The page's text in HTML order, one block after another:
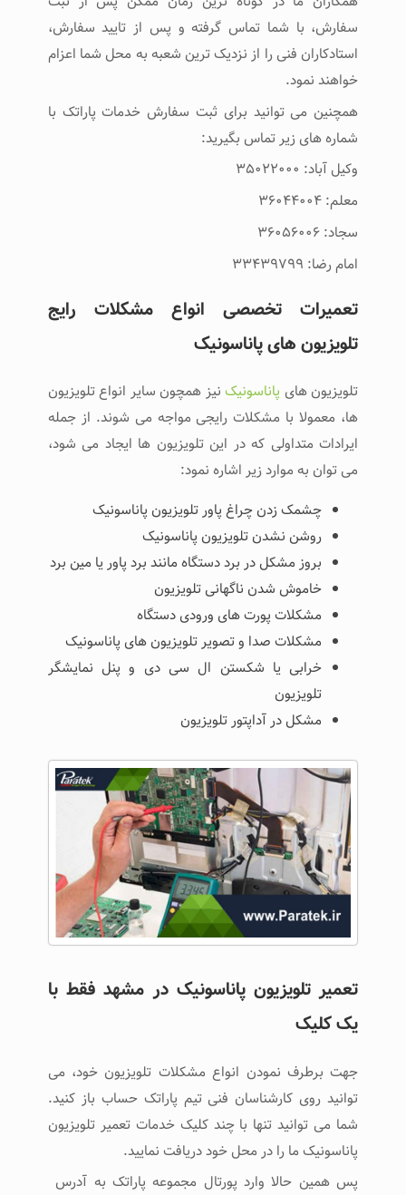
سفارش، با شما تماس گرفته و پس از تایید سفارش،
استادکاران فنی را از نزدیک ترین شعبه به محل شما اعزام
خواهند نمود.
همچنین می توانید برای ثبت سفارش خدمات پاراتک با
شماره های زیر تماس بگیرید:
وکیل آباد: ۳۵۰۲۲۰۰۰
معلم: ۳۶۰۴۴۰۰۴
سجاد: ۳۶۰۵۶۰۰۶
امام رضا: ۳۳۴۳۹۷۹۹
تعمیرات تخصصی انواع مشکلات رایج
تلویزیون های پاناسونیک
تلویزیون های پاناسونیکنیز همچون سایر انواع تلویزیون
ها، معمولا با مشکلات رایجی مواجه می شوند. از جمله
ایرادات متداولی که در این تلویزیون ها ایجاد می شود،
می توان به موارد زیر اشاره نمود:
چشمک زدن چراغ پاور تلویزیون پاناسونیک
روشن نشدن تلویزیون پاناسونیک
بروز مشکل در برد دستگاه مانند برد پاور یا مین برد
خاموش شدن ناگهانی تلویزیون
مشکلات پورت های ورودی دستگاه
مشکلات صدا و تصویر تلویزیون های پاناسونیک
خرابی یا شکستن ال سی دی و پنل نمایشگر
تلویزیون
مشکل در آداپتور تلویزیون
تعمیر تلویزیون پاناسونیک در مشهد فقط با
یک کلیک
جهت برطرف نمودن انواع مشکلات تلویزیون خود، می
توانید روی کارشناسان فنی تیم پاراتک حساب باز کنید.
شما می توانید تنها با چند کلیک خدمات تعمیر تلویزیون
پاناسونیک ما را در محل خود دریافت نمایید.
پس همین حالا وارد پورتال مجموعه پاراتک به آدرس